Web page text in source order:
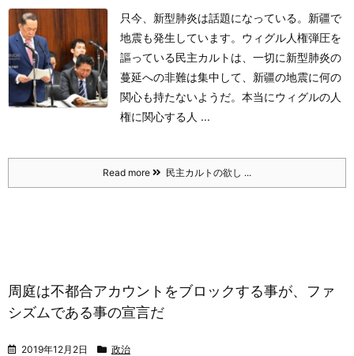
只今、新型肺炎は話題になっている。新疆で
地震も発生しています。 ウィグル人権弾圧を
謳っている民主カルトは、一切に新型肺炎の
蔓延への非難は集中して、新疆の地震に何の
関心も持たないようだ。本当にウィグルの人
権に関心する人 ...
Read more 民主カルトの欲し ...
周庭は不都合アカウントをブロックする事が、ファ
シズムである事の宣言だ
2019年12月2日 政治